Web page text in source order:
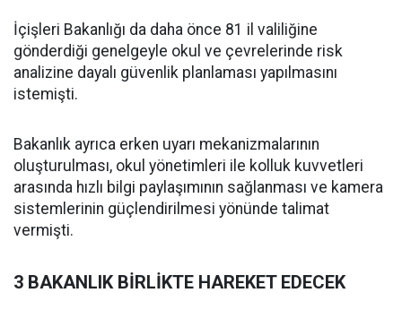
İçişleri Bakanlığı da daha önce 81 il valiliğine
gönderdiği genelgeyle okul ve çevrelerinde risk
analizine dayalı güvenlik planlaması yapılmasını
istemişti.
Bakanlık ayrıca erken uyarı mekanizmalarının
oluşturulması, okul yönetimleri ile kolluk kuvvetleri
arasında hızlı bilgi paylaşımının sağlanması ve kamera
sistemlerinin güçlendirilmesi yönünde talimat
vermişti.
3 BAKANLIK BİRLİKTE HAREKET EDECEK